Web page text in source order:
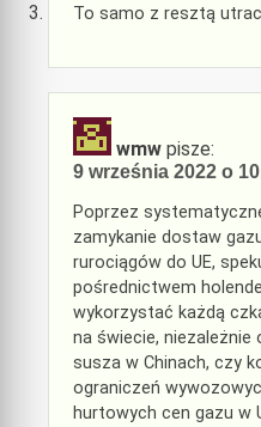
To samo z resztą
wmw pisze:
9 września 2022 o
Poprzez
zamykanie dostaw
rurociągów do UE,
pośrednictwem
wykorzystać każdą
na świecie, niezależnie
susza w Chinach, czy
ograniczeń
hurtowych cen gazu w